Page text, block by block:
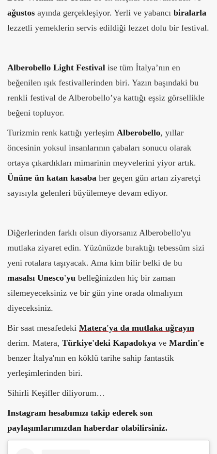
ağustos ayında gerçekleşiyor. Yerli ve yabancı biralarla
lezzetli yemeklerin servis edildiği lezzet dolu bir festival.
Alberobello Light Festival ise tüm İtalya’nın en
beğenilen ışık festivallerinden biri. Yazın başındaki bu
renkli festival de Alberobello’ya kattığı eşsiz görsellikle
beğeni topluyor.
Turizmin renk kattığı yerleşim Alberobello, yıllar
öncesinin yoksul insanlarının çabaları sonucu olarak
ortaya çıkardıkları mimarinin meyvelerini yiyor artık.
Ününe ün katan kasaba her geçen gün artan ziyaretçi
sayısıyla gelenleri büyülemeye devam ediyor.
Diğerlerinden farklı olsun diyorsanız Alberobello'yu
mutlaka ziyaret edin. Yüzünüzde bıraktığı tebessüm sizi
yeni rotalara taşıyacak. Ama kim bilir belki de bu
masalsı Unesco'yu belleğinizden hiç bir zaman
silemeyeceksiniz ve bir gün yine orada olmalıyım
diyeceksiniz.
Bir saat mesafedeki Matera'ya da mutlaka uğrayın
derim. Matera, Türkiye'deki Kapadokya ve Mardin'e
benzer İtalya'nın en köklü tarihe sahip fantastik
yerleşimlerinden biri.
Sihirli Keşifler diliyorum…
Instagram hesabımızı takip ederek son
paylaşımlarımızdan haberdar olabilirsiniz.